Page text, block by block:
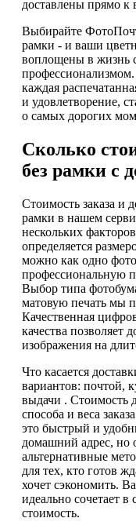
доставлены прямо к
Выбирайте
рамки - и ваши
воплощены в жизнь
каждая
и удовлетворение,
о самых дорогих
Сколько
без рамки с
Стоимость заказа и
рамки в нашем
нескольких
определяется
можно как одно фото
профессиональную
Выбор типа
матовую печать мы
Качественная
качества позволяет
изображения на
Что касается
вариантов: почтой,
выдачи . Стоимость
способа и веса
это быстрый и
домашний адрес, но
альтернативные
для тех, кто готов
хочет сэкономить.
идеально сочетает
стоимость.